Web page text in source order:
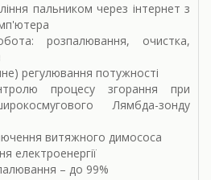
пальником через інтернет з
розпалювання, очистка,
регулювання потужності
процесу згорання при
Лямбда-зонду
витяжного димососа
електроенергії
– до 99%